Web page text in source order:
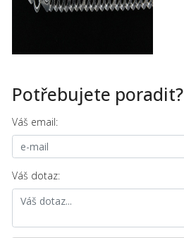
Potřebujete poradit?
Váš email:
Váš dotaz: